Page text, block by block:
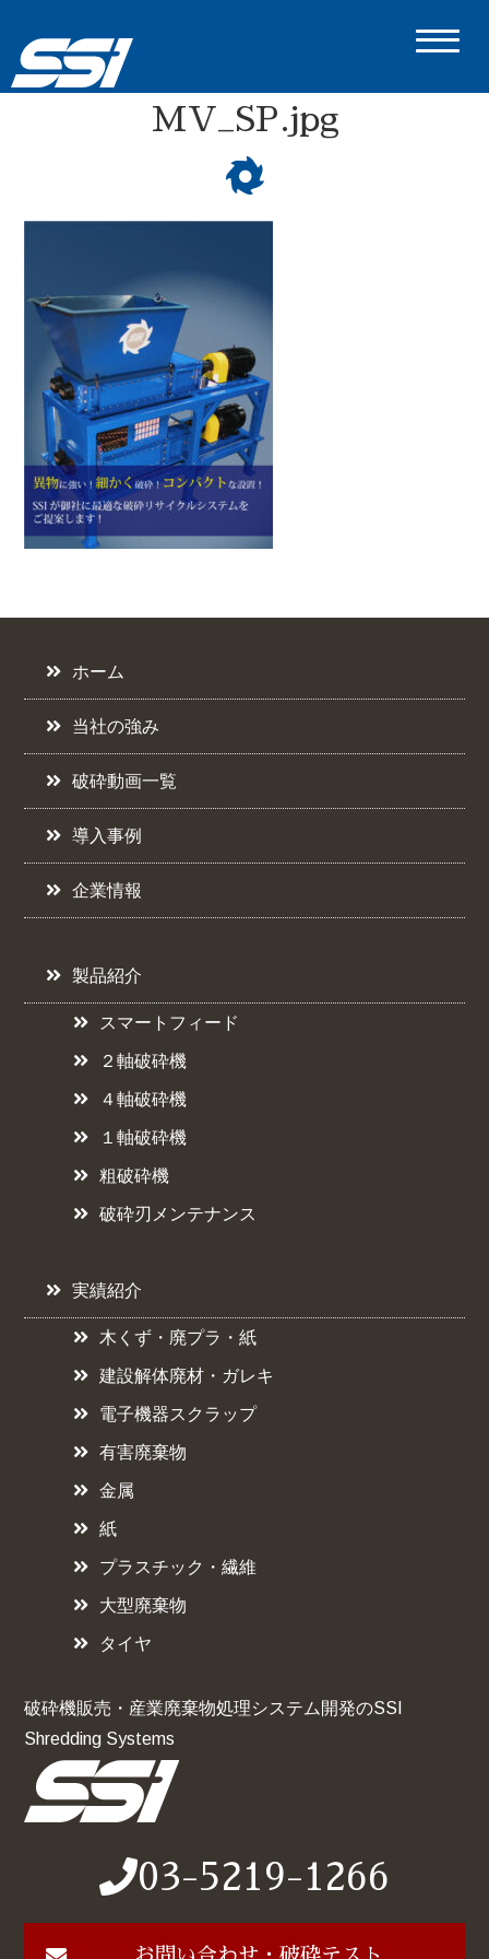
MV_SP.jpg
ホーム
当社の強み
破砕動画一覧
導入事例
企業情報
製品紹介
スマートフィード
２軸破砕機
４軸破砕機
１軸破砕機
粗破砕機
破砕刃メンテナンス
実績紹介
木くず・廃プラ・紙
建設解体廃材・ガレキ
電子機器スクラップ
有害廃棄物
金属
紙
プラスチック・繊維
大型廃棄物
タイヤ
破砕機販売・産業廃棄物処理システム開発のSSI
Shredding Systems
03-5219-1266